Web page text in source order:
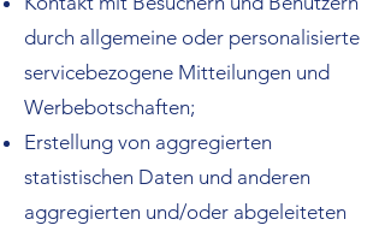
durch allgemeine oder personalisierte
servicebezogene Mitteilungen und
Werbebotschaften;
Erstellung von aggregierten
statistischen Daten und anderen
aggregierten und/oder abgeleiteten